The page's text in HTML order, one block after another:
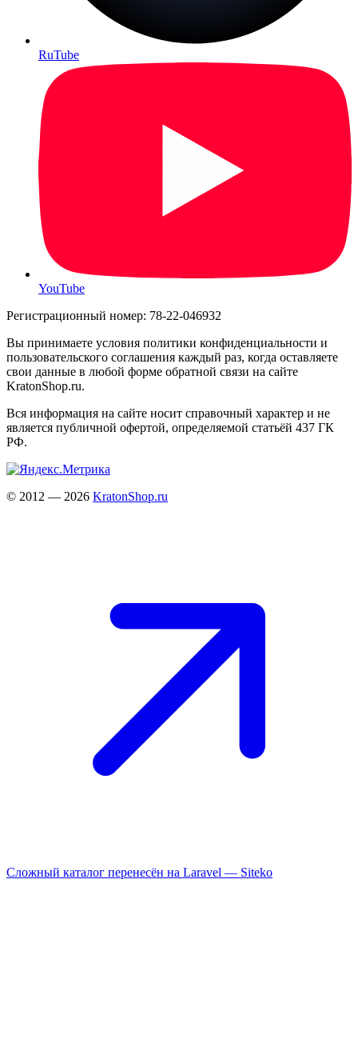
RuTube
YouTube
Регистрационный номер: 78-22-046932
Вы принимаете условия политики конфиденциальности и
пользовательского соглашения каждый раз, когда оставляете
свои данные в любой форме обратной связи на сайте
KratonShop.ru.
Вся информация на сайте носит справочный характер и не
является публичной офертой, определяемой статьёй 437 ГК
РФ.
© 2012 — 2026 KratonShop.ru
Сложный каталог перенесён на Laravel — Siteko